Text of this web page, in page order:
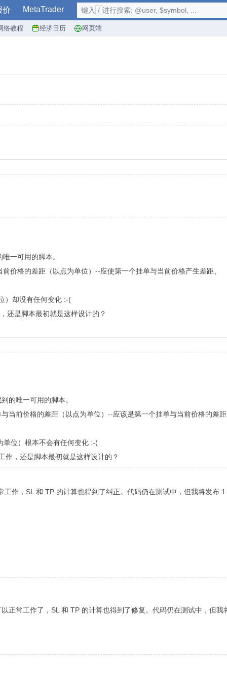
价 MetaTrader
络教程 经济日历 网页端
键入 / 进行搜索: @user, $symbol, ...
一可用的脚本。
价格的差距（以点为单位）--应使第一个挂单与当前价格产生差距、
）却没有任何变化 :-(
还是脚本最初就是这样设计的？
的唯一可用的脚本。
当前价格的差距（以点为单位）--应该是第一个挂单与当前价格的差
单位）根本不会有任何变化 :-(
作，还是脚本最初就是这样设计的？
工作，SL 和 TP 的计算也得到了纠正。代码仍在测试中，但我将发布
正常工作了，SL 和 TP 的计算也得到了修复。代码仍在测试中，但我